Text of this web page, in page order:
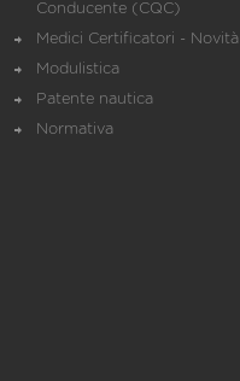
Conducente (CQC)
Medici Certificatori - Novità
Modulistica
Patente nautica
Normativa